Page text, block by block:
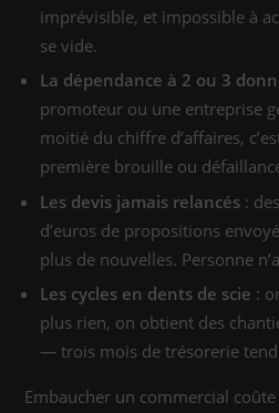
imprévisible, et impossible à
se vide.
La dépendance à 2 ou 3
promoteur ou une entreprise
moitié du chiffre d’affaires,
première brouille ou
Les devis jamais relancés :
d’euros de propositions
plus de nouvelles. Personne
Les cycles en dents de scie :
plus rien, on obtient des
— trois mois de trésorerie
Embaucher un commercial